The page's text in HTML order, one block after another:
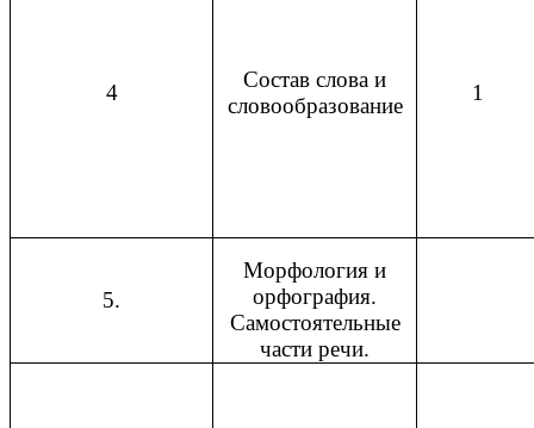
4
Состав слова и
словообразование
1
5.
Морфология и
орфография.
Самостоятельные
части речи.